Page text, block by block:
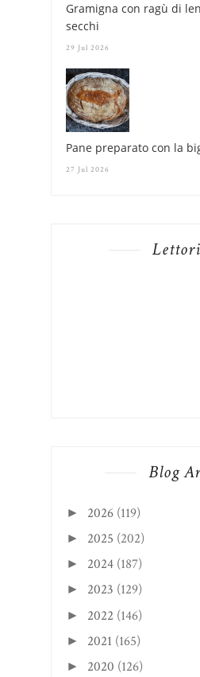
Gramigna con ragù di
secchi
29 Jul 2026
Pane preparato con la
27 Jul 2026
Blog
► 2026 (119)
► 2025 (202)
► 2024 (187)
► 2023 (129)
► 2022 (146)
► 2021 (165)
► 2020 (126)